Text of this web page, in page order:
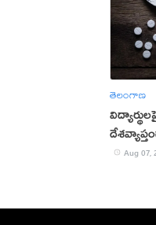
తెలంగాణ
Aug 07,